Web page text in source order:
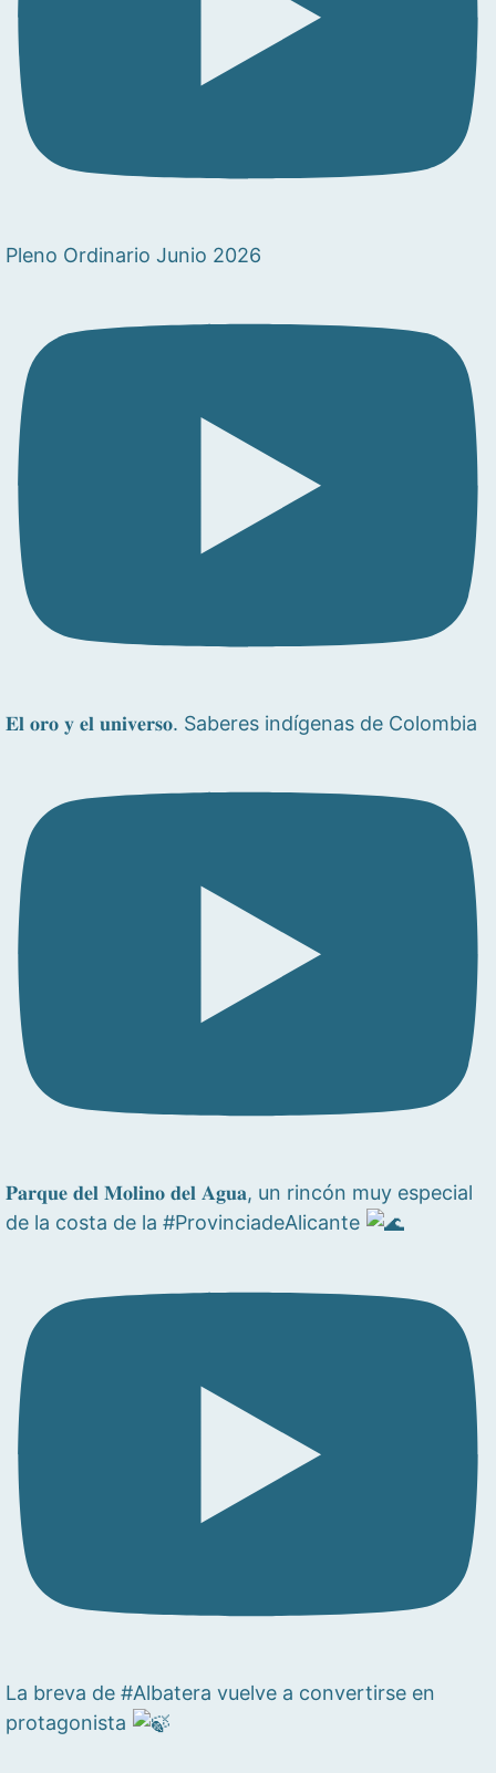
Pleno Ordinario Junio 2026
𝐄𝐥 𝐨𝐫𝐨 𝐲 𝐞𝐥 𝐮𝐧𝐢𝐯𝐞𝐫𝐬𝐨. Saberes indígenas de Colombia
𝐏𝐚𝐫𝐪𝐮𝐞 𝐝𝐞𝐥 𝐌𝐨𝐥𝐢𝐧𝐨 𝐝𝐞𝐥 𝐀𝐠𝐮𝐚, un rincón muy especial
de la costa de la #ProvinciadeAlicante
La breva de #Albatera vuelve a convertirse en
protagonista